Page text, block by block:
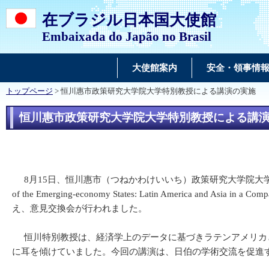
在ブラジル日本国大使館
Embaixada do Japão no Brasil
大使館案内 安全・領事情報
トップページ > 恒川惠市政策研究大学院大学特別教授による講演の実施
恒川惠市政策研究大学院大学特別教授による講
8月15日、恒川惠市（つねかわけいいち）政策研究大学院大
of the Emerging-economy States: Latin America and Asia in a
え、意見交換会が行われました。
恒川特別教授は、経済学上のデータに基づきラテンアメリ
に耳を傾けていました。今回の講演は、日伯の学術交流を促